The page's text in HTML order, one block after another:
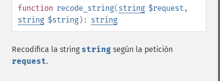
function recode_string(string $request ,
string $string): string
Recodifica la string string según la petición
request.